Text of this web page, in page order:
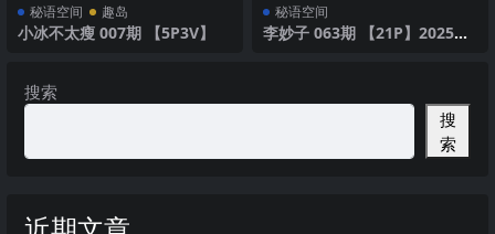
秘语空间 趣岛
小冰不太瘦 007期 【5P3V】
秘语空间
李妙子 063期 【21P】2025年
搜索
搜
索